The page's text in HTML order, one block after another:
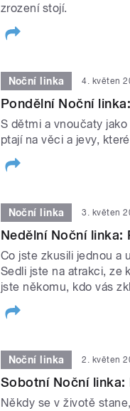
zrození stojí.
Noční linka 4. květen
Pondělní Noční
S dětmi a vnoučaty
ptají na věci a jevy,
Noční linka 3. květen
Nedělní Noční linka:
Co jste zkusili jednou a
Sedli jste na atrakci, ze
jste někomu, kdo vás
Noční linka 2. květen
Sobotní Noční linka:
Někdy se v životě